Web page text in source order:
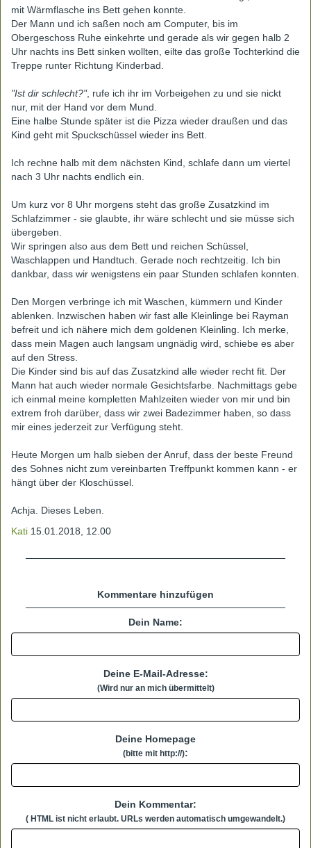
mit Wärmflasche ins Bett gehen konnte.
Der Mann und ich saßen noch am Computer, bis im
Obergeschoss Ruhe einkehrte und gerade als wir gegen halb 2
Uhr nachts ins Bett sinken wollten, eilte das große Tochterkind die
Treppe runter Richtung Kinderbad.
"Ist dir schlecht?", rufe ich ihr im Vorbeigehen zu und sie nickt
nur, mit der Hand vor dem Mund.
Eine halbe Stunde später ist die Pizza wieder draußen und das
Kind geht mit Spuckschüssel wieder ins Bett.
Ich rechne halb mit dem nächsten Kind, schlafe dann um viertel
nach 3 Uhr nachts endlich ein.
Um kurz vor 8 Uhr morgens steht das große Zusatzkind im
Schlafzimmer - sie glaubte, ihr wäre schlecht und sie müsse sich
übergeben.
Wir springen also aus dem Bett und reichen Schüssel,
Waschlappen und Handtuch. Gerade noch rechtzeitig. Ich bin
dankbar, dass wir wenigstens ein paar Stunden schlafen konnten.
Den Morgen verbringe ich mit Waschen, kümmern und Kinder
ablenken. Inzwischen haben wir fast alle Kleinlinge bei Rayman
befreit und ich nähere mich dem goldenen Kleinling. Ich merke,
dass mein Magen auch langsam ungnädig wird, schiebe es aber
auf den Stress.
Die Kinder sind bis auf das Zusatzkind alle wieder recht fit. Der
Mann hat auch wieder normale Gesichtsfarbe. Nachmittags gebe
ich einmal meine kompletten Mahlzeiten wieder von mir und bin
extrem froh darüber, dass wir zwei Badezimmer haben, so dass
mir eines jederzeit zur Verfügung steht.
Heute Morgen um halb sieben der Anruf, dass der beste Freund
des Sohnes nicht zum vereinbarten Treffpunkt kommen kann - er
hängt über der Kloschüssel.
Achja. Dieses Leben.
Kati 15.01.2018, 12.00
Kommentare hinzufügen
Dein Name:
Deine E-Mail-Adresse:
(Wird nur an mich übermittelt)
Deine Homepage
(bitte mit http://):
Dein Kommentar:
( HTML ist nicht erlaubt. URLs werden automatisch umgewandelt.)